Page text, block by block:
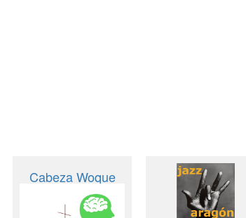
Cabeza Woque